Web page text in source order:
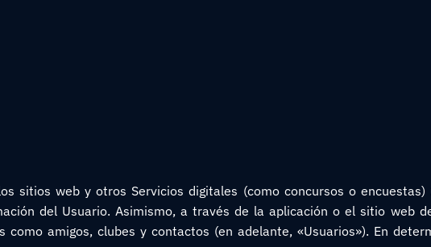
sitios web y otros Servicios digitales (como concursos o
del Usuario. Asimismo, a través de la aplicación o el sitio web
amigos, clubes y contactos (en adelante, «Usuarios»). En